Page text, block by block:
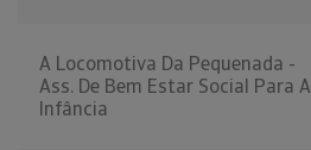
A Locomotiva Da Pequenada -
Ass. De Bem Estar Social Para A
Infância